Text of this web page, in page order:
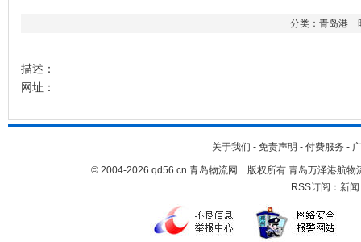
分类：青岛港
描述：
网址：
关于我们 - 免责声明 - 付费服务 -
© 2004-2026 qd56.cn 青岛物流网 版权所有 青岛万泽港航物
RSS订阅： 新闻